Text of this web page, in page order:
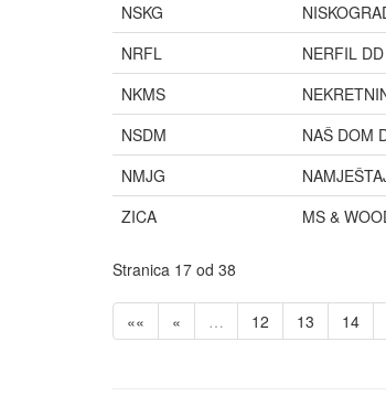
NSKG
NRFL
NERFIL
NKMS
NSDM
NAŠ DOM
NMJG
ZICA
MS &
Stranica 17 od 38
«« « … 12 13 14